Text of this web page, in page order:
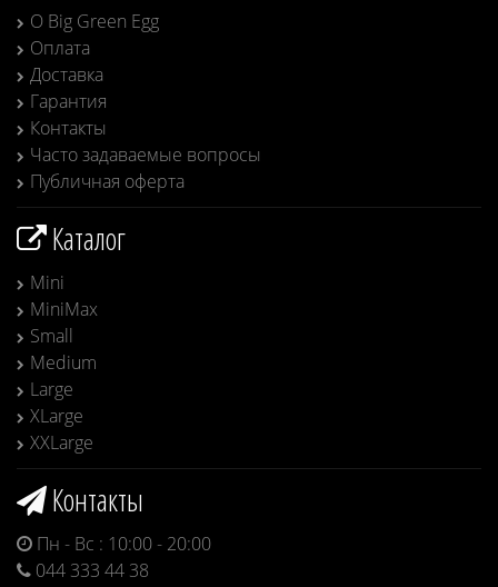
О Big Green Egg
Оплата
Доставка
Гарантия
Контакты
Часто задаваемые вопросы
Публичная оферта
Каталог
Mini
MiniMax
Small
Medium
Large
XLarge
XXLarge
Контакты
Пн - Вс : 10:00 - 20:00
044 333 44 38